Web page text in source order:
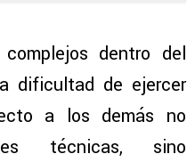
dentro del
dificultad de ejercer
a los demás no
técnicas, sino